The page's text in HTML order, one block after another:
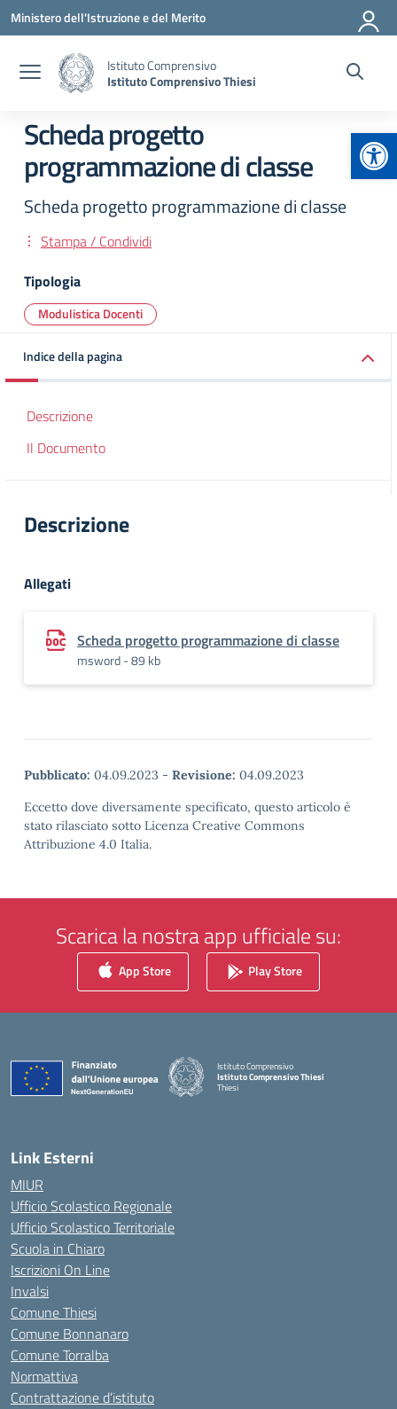
Vai ai contenuti
Vai al menu di navigazione
Vai al footer
Ministero dell'Istruzione e del Merito
Istituto Comprensivo
Istituto Comprensivo Thiesi
Scheda progetto
programmazione di classe
Scheda progetto programmazione di classe
Stampa / Condividi
Tipologia
Modulistica Docenti
Indice della pagina
Descrizione
Il Documento
Descrizione
Allegati
Scheda progetto programmazione di classe
msword - 89 kb
Pubblicato: 04.09.2023 - Revisione: 04.09.2023
Eccetto dove diversamente specificato, questo articolo è
stato rilasciato sotto Licenza Creative Commons
Attribuzione 4.0 Italia.
Scarica la nostra app ufficiale su:
App Store Play Store
Istituto Comprensivo
Istituto Comprensivo Thiesi
Thiesi
Link Esterni
MIUR
Ufficio Scolastico Regionale
Ufficio Scolastico Territoriale
Scuola in Chiaro
Iscrizioni On Line
Invalsi
Comune Thiesi
Comune Bonnanaro
Comune Torralba
Normattiva
Contrattazione d’istituto